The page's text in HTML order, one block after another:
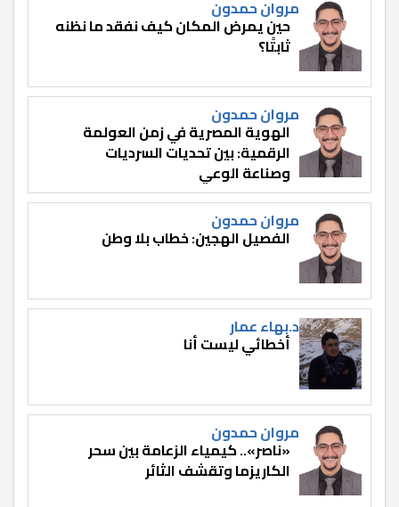
مروان حمدون
حين يمرض المكان كيف نفقد ما نظنه
ثابتًا؟
مروان حمدون
الهوية المصرية في زمن العولمة
الرقمية: بين تحديات السرديات
وصناعة الوعي
مروان حمدون
الفصيل الهجين: خطاب بلا وطن
د.بهاء عمار
أخطائي ليست أنا
مروان حمدون
«ناصر».. كيمياء الزعامة بين سحر
الكاريزما وتقشف الثائر